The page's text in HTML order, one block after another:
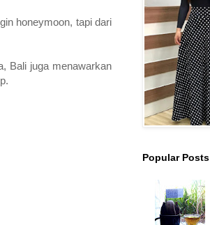
honeymoon, tapi dari
Bali juga menawarkan
Popular Posts